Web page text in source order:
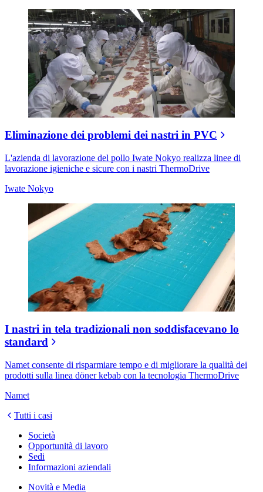
Eliminazione dei problemi dei nastri in PVC
L'azienda di lavorazione del pollo Iwate Nokyo realizza linee di
lavorazione igieniche e sicure con i nastri ThermoDrive
Iwate Nokyo
I nastri in tela tradizionali non soddisfacevano lo
standard
Namet consente di risparmiare tempo e di migliorare la qualità dei
prodotti sulla linea döner kebab con la tecnologia ThermoDrive
Namet
Tutti i casi
Società
Opportunità di lavoro
Sedi
Informazioni aziendali
Novità e Media